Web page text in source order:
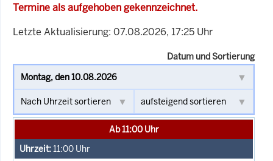
Termine als aufgehoben gekennzeichnet.
Letzte Aktualisierung: 07.08.2026, 17:25 Uhr
Datum und Sortierung
Ab 11:00 Uhr
11:00 Uhr